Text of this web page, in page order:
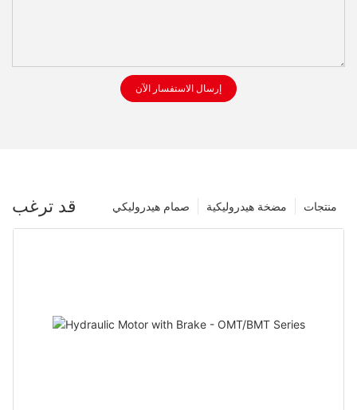
إرسال الاستفسار الآن
قد ترغب منتجات مضخة هيدروليكية صمام هيدروليكي